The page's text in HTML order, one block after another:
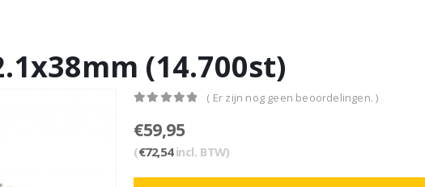
(14.700st)
( Er zijn nog geen beoordelingen. )
€59,95
(€72,54incl. BTW)